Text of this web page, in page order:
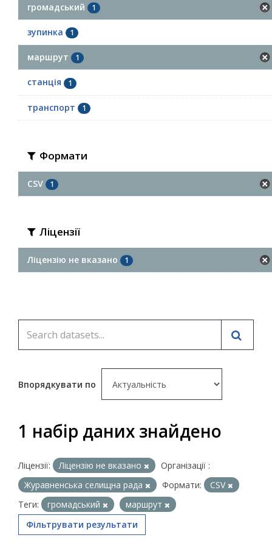
громадський 1
зупинка 1
маршрут 1
станція 1
транспорт 1
Формати
CSV 1
Ліцензії
Ліцензію не вказано 1
Впорядкувати по
1 набір даних знайдено
Ліцензії: Ліцензію не вказано
Організації :
Журавненська селищна рада
Формати:
CSV
Теги:
громадський
маршрут
Фільтрувати результати